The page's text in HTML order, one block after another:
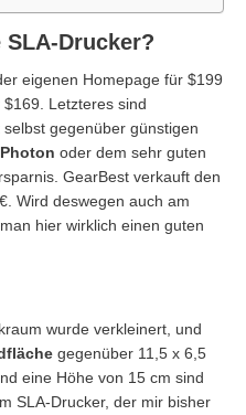
Drucker?
eigenen Homepage für $199
Letzteres sind
gegenüber günstigen
Photon oder dem sehr guten
GearBest verkauft den
Wird deswegen auch am
hier wirklich einen guten
wurde verkleinert, und
gegenüber 11,5 x 6,5
eine Höhe von 15 cm sind
SLA-Drucker, der mir bisher